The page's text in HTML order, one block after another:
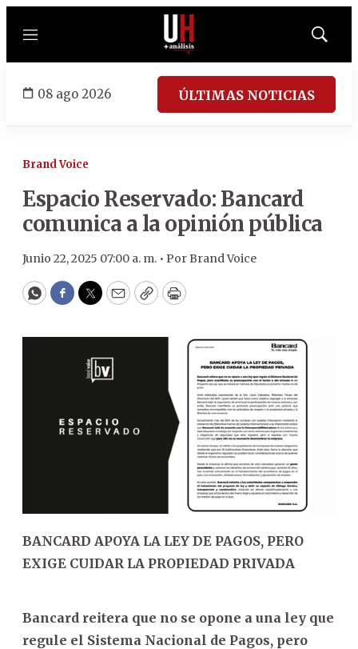
Menú
Mostrar
08 ago 2026 ÚLTIMAS NOTICIAS
Brand Voice
Espacio Reservado: Bancard
comunica a la opinión pública
Junio 22, 2025 07:00 a. m. • PorBrand Voice
WhatsApp
Facebook
Twitter
EmailCopyPrint
BANCARD APOYA LA LEY DE PAGOS, PERO
EXIGE CUIDAR LA PROPIEDAD PRIVADA
Bancard reitera que no se opone a una ley que
regule el Sistema Nacional de Pagos, pero